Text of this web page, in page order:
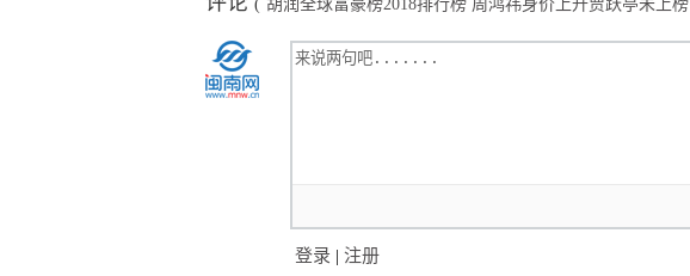
( 胡润全球富豪榜2018排行榜 周鸿祎身价上升贾跃亭未上榜
登录 | 注册